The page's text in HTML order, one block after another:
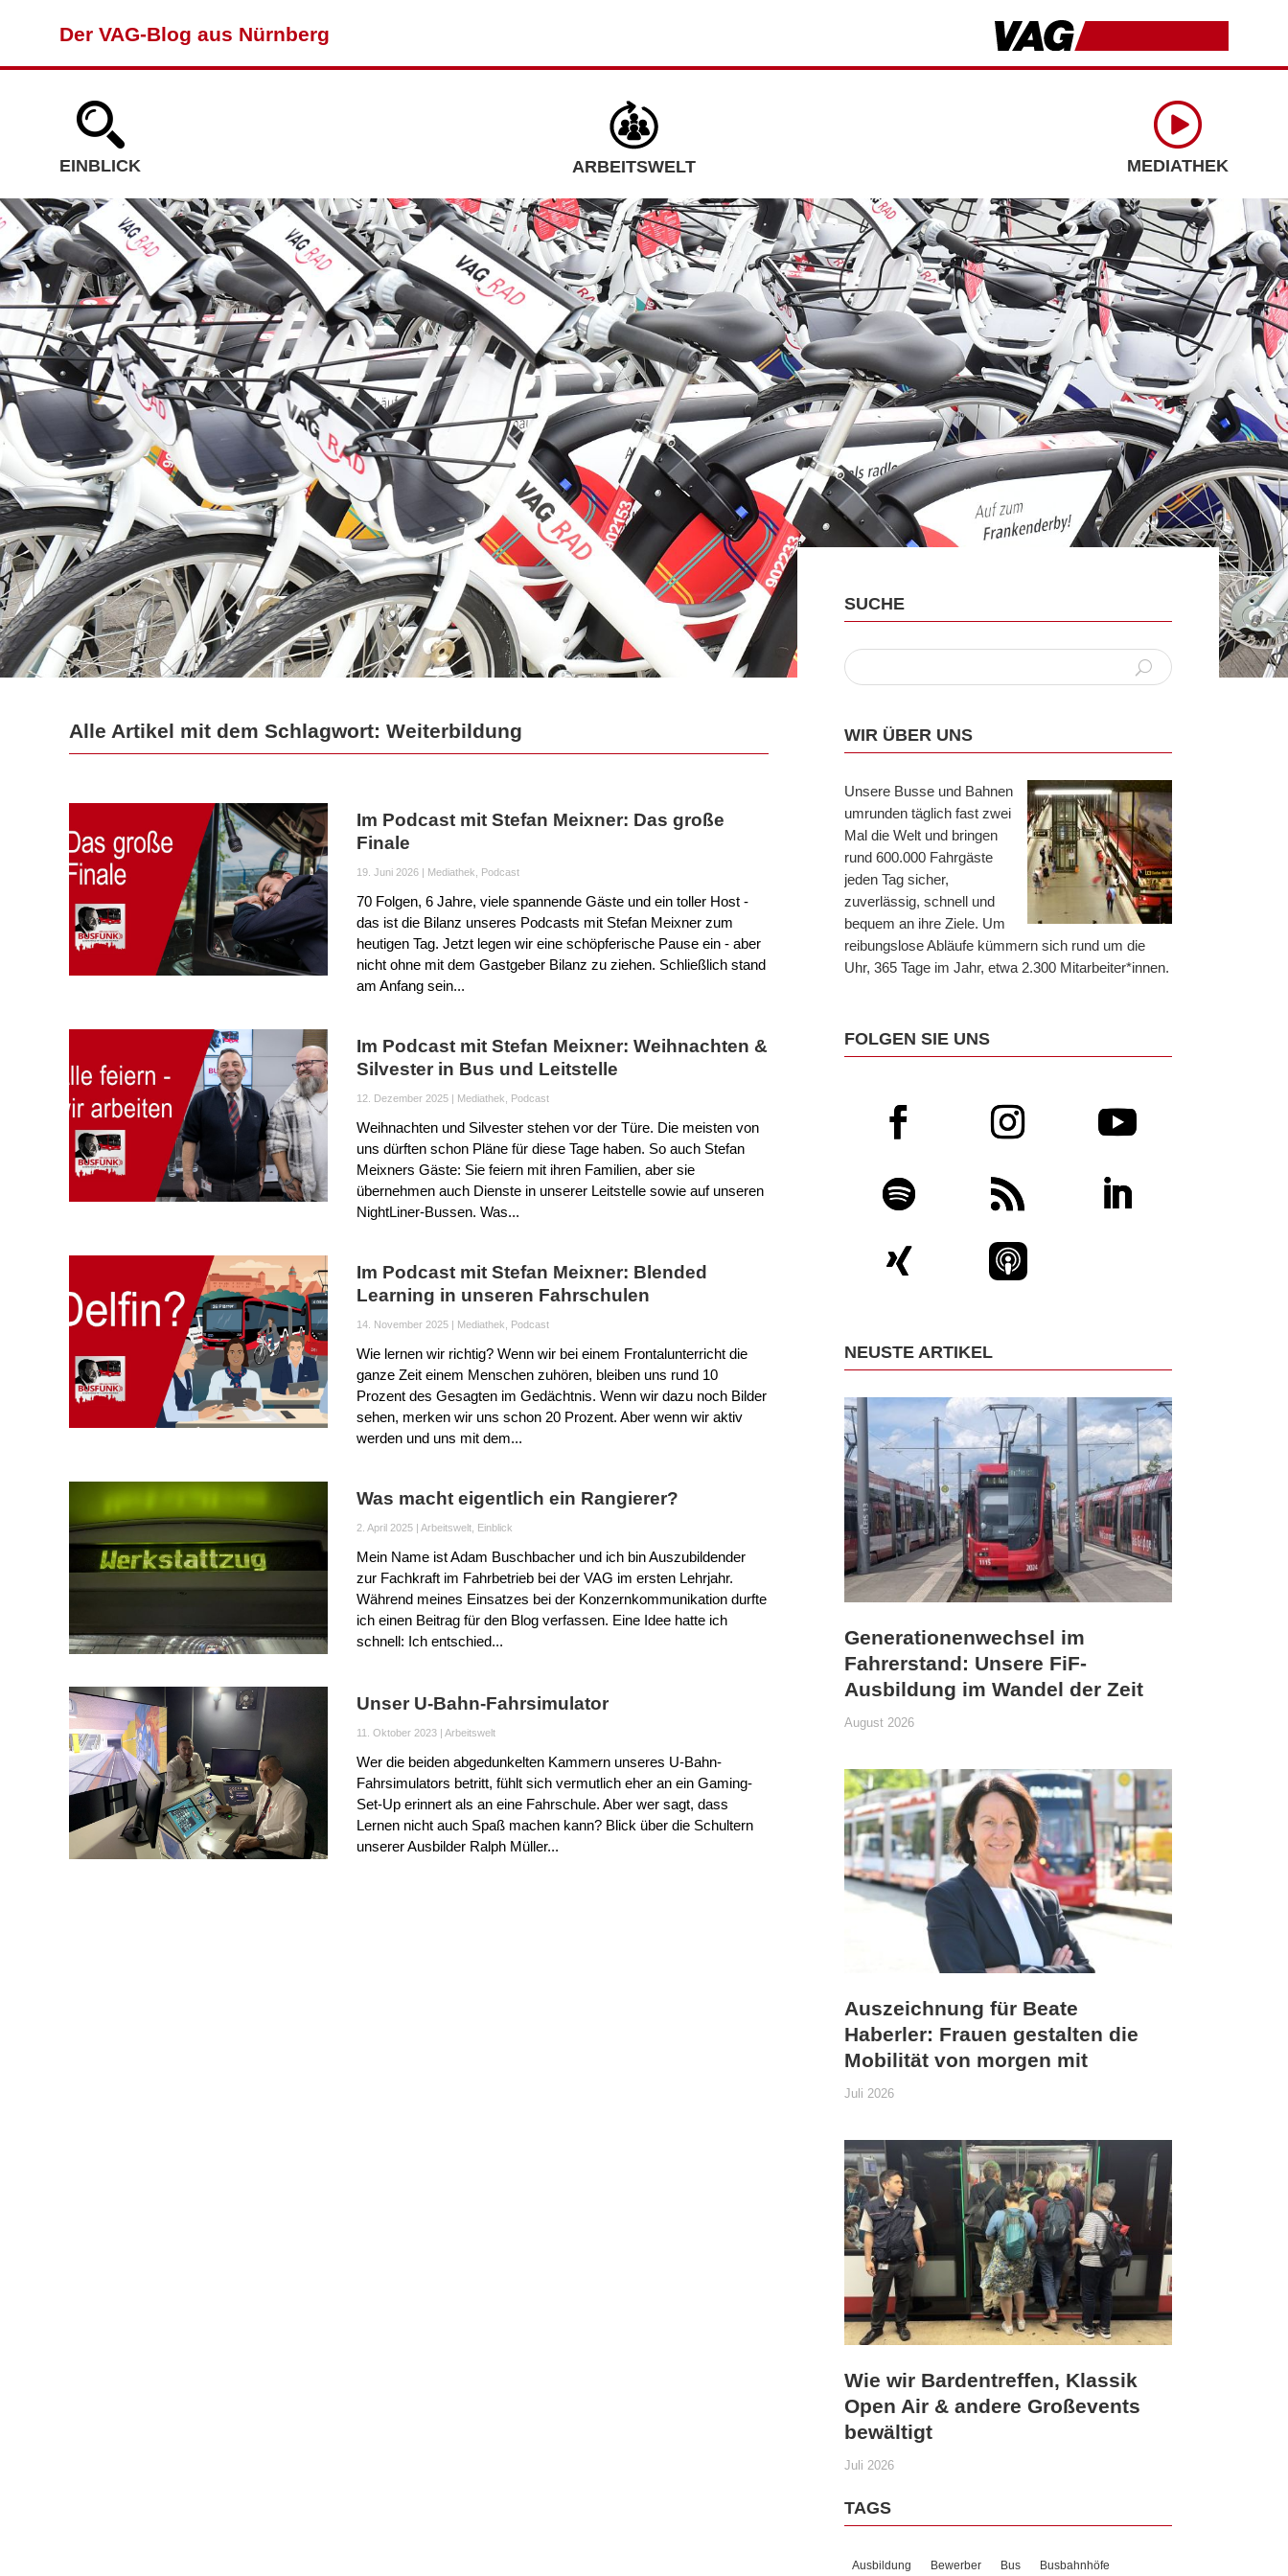
Der VAG-Blog aus Nürnberg
EINBLICK ARBEITSWELT MEDIATHEK
Alle Artikel mit dem Schlagwort: Weiterbildung
Im Podcast mit Stefan Meixner: Das große
Finale
19. Juni 2026 | Mediathek Podcast
70 Folgen, 6 Jahre, viele spannende Gäste und ein toller Host -
das ist die Bilanz unseres Podcasts mit Stefan Meixner zum
heutigen Tag. Jetzt legen wir eine schöpferische Pause ein - aber
nicht ohne mit dem Gastgeber Bilanz zu ziehen. Schließlich stand
am Anfang sein...
Im Podcast mit Stefan Meixner: Weihnachten &
Silvester in Bus und Leitstelle
12. Dezember 2025 | Mediathek Podcast
Weihnachten und Silvester stehen vor der Türe. Die meisten von
uns dürften schon Pläne für diese Tage haben. So auch Stefan
Meixners Gäste: Sie feiern mit ihren Familien, aber sie
übernehmen auch Dienste in unserer Leitstelle sowie auf unseren
NightLiner-Bussen. Was...
Im Podcast mit Stefan Meixner: Blended
Learning in unseren Fahrschulen
14. November 2025 | Mediathek Podcast
Wie lernen wir richtig? Wenn wir bei einem Frontalunterricht die
ganze Zeit einem Menschen zuhören, bleiben uns rund 10
Prozent des Gesagten im Gedächtnis. Wenn wir dazu noch Bilder
sehen, merken wir uns schon 20 Prozent. Aber wenn wir aktiv
werden und uns mit dem...
Was macht eigentlich ein Rangierer?
2. April 2025 | Arbeitswelt Einblick
Mein Name ist Adam Buschbacher und ich bin Auszubildender
zur Fachkraft im Fahrbetrieb bei der VAG im ersten Lehrjahr.
Während meines Einsatzes bei der Konzernkommunikation durfte
ich einen Beitrag für den Blog verfassen. Eine Idee hatte ich
schnell: Ich entschied...
Unser U-Bahn-Fahrsimulator
11. Oktober 2023 | Arbeitswelt
Wer die beiden abgedunkelten Kammern unseres U-Bahn-
Fahrsimulators betritt, fühlt sich vermutlich eher an ein Gaming-
Set-Up erinnert als an eine Fahrschule. Aber wer sagt, dass
Lernen nicht auch Spaß machen kann? Blick über die Schultern
unserer Ausbilder Ralph Müller...
SUCHE
WIR ÜBER UNS
Unsere Busse und Bahnen
umrunden täglich fast zwei
Mal die Welt und bringen
rund 600.000 Fahrgäste
jeden Tag sicher,
zuverlässig, schnell und
bequem an ihre Ziele. Um
reibungslose Abläufe kümmern sich rund um die
Uhr, 365 Tage im Jahr, etwa 2.300 Mitarbeiter*innen.
FOLGEN SIE UNS
NEUSTE ARTIKEL
Generationenwechsel im
Fahrerstand: Unsere FiF-
Ausbildung im Wandel der Zeit
August 2026
Auszeichnung für Beate
Haberler: Frauen gestalten die
Mobilität von morgen mit
Juli 2026
Wie wir Bardentreffen, Klassik
Open Air & andere Großevents
bewältigt
Juli 2026
TAGS
Ausbildung Bewerber Bus Busbahnhöfe